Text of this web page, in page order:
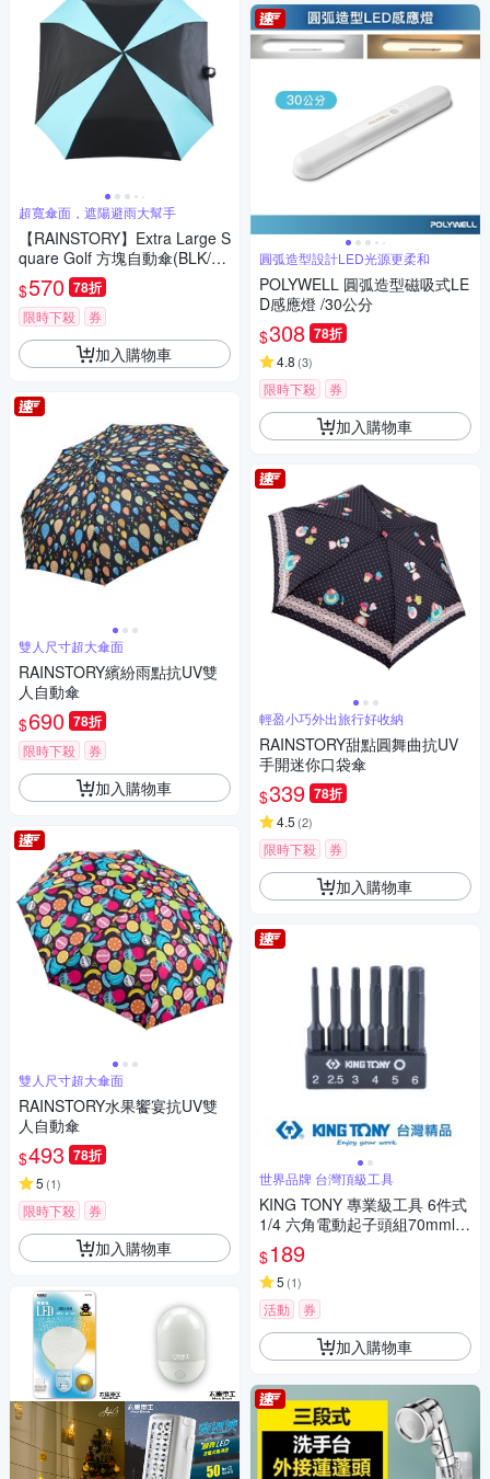
超寬傘面，遮陽避雨大幫手
【RAINSTORY】Extra Large S
quare Golf 方塊自動傘(BLK/BL
UE)
$570 78折
限時下殺 券
加入購物車
雙人尺寸超大傘面
RAINSTORY繽紛雨點抗UV雙
人自動傘
$690 78折
限時下殺 券
加入購物車
雙人尺寸超大傘面
RAINSTORY水果饗宴抗UV雙
人自動傘
$493 78折
5 (1)
限時下殺 券
加入購物車
圓弧造型設計LED光源更柔和
POLYWELL 圓弧造型磁吸式LE
D感應燈 /30公分
$308 78折
4.8 (3)
限時下殺 券
加入購物車
輕盈小巧外出旅行好收納
RAINSTORY甜點圓舞曲抗UV
手開迷你口袋傘
$339 78折
4.5 (2)
限時下殺 券
加入購物車
世界品牌 台灣頂級工具
KING TONY 專業級工具 6件式
1/4 六角電動起子頭組70mml
(KT1004B6HQ)
$189
5 (1)
活動 券
加入購物車